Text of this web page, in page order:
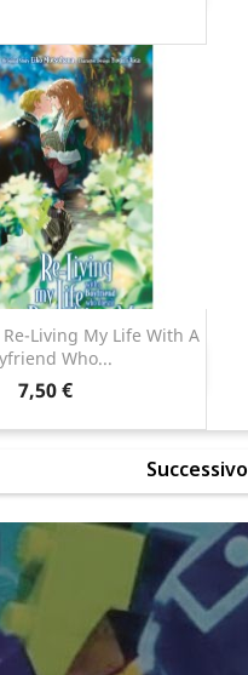
Living My Life With A
Who...
7,50 €
Anteprima
Successivo